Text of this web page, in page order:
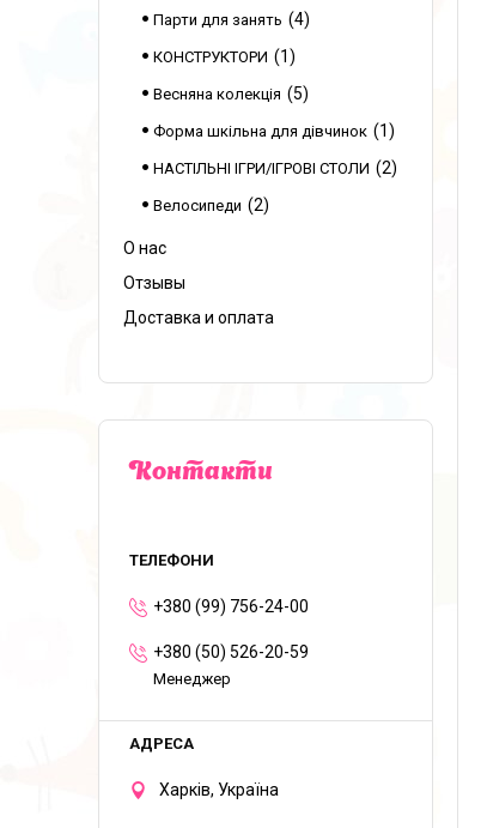
Парти для занять 4
КОНСТРУКТОРИ 1
Весняна колекція 5
Форма шкільна для дівчинок 1
НАСТІЛЬНІ ІГРИ/ІГРОВІ СТОЛИ 2
Велосипеди 2
О нас
Отзывы
Доставка и оплата
Контакти
+380 (99) 756-24-00
+380 (50) 526-20-59
Менеджер
Харків, Україна